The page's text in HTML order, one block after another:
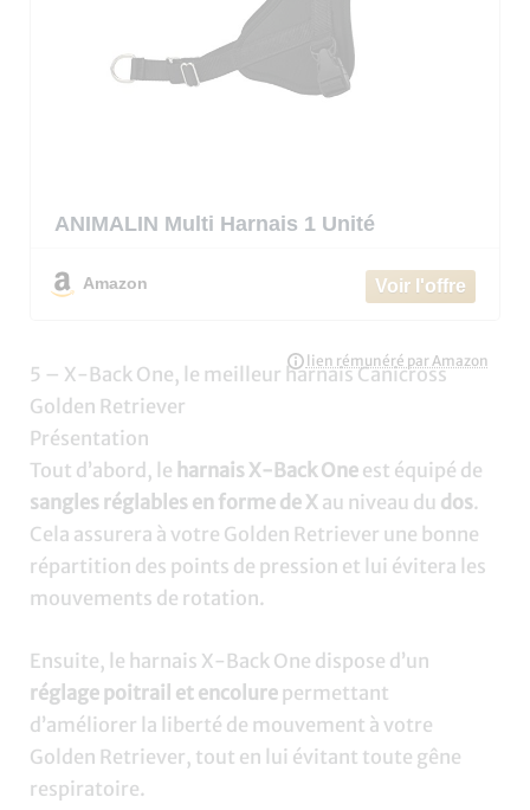
ANIMALIN Multi Harnais 1 Unité
Amazon
5 – X-Back One, le meilleur harnais Canicross
Golden Retriever
Présentation
Tout d’abord, le harnais X-Back One est équipé de
sangles réglables en forme de X au niveau du dos.
Cela assurera à votre Golden Retriever une bonne
répartition des points de pression et lui évitera les
mouvements de rotation.
Ensuite, le harnais X-Back One dispose d’un
réglage poitrail et encolure permettant
d’améliorer la liberté de mouvement à votre
Golden Retriever, tout en lui évitant toute gêne
respiratoire.